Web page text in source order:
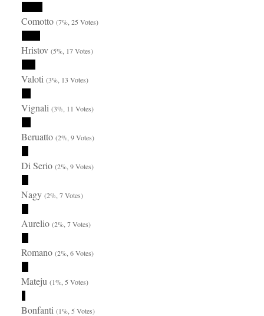
Comotto(7%, 25 Votes)
Hristov(5%, 17 Votes)
Valoti(3%, 13 Votes)
Vignali(3%, 11 Votes)
Beruatto(2%, 9 Votes)
Di Serio(2%, 9 Votes)
Nagy(2%, 7 Votes)
Aurelio(2%, 7 Votes)
Romano(2%, 6 Votes)
Mateju(1%, 5 Votes)
Bonfanti(1%, 5 Votes)